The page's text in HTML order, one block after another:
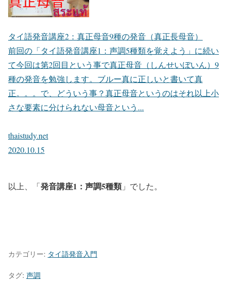
タイ語発音講座2：真正母音9種の発音（真正長母音）
前回の「タイ語発音講座1：声調5種類を覚えよう」に続い
て今回は第2回目という事で真正母音（しんせいぼいん）9
種の発音を勉強します。ブルー真に正しいと書いて真
正。。。で、どういう事？真正母音というのはそれ以上小
さな要素に分けられない母音という...
thaistudy.net
2020.10.15
以上、「発音講座1：声調5種類」でした。
カテゴリー: タイ語発音入門
タグ: 声調